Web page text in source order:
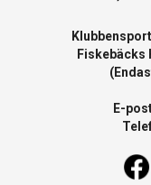
Klubbensport
Fiskebäcks
E-